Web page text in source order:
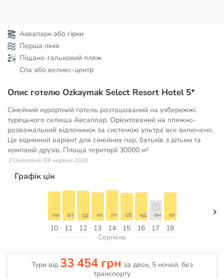
Аквапарк або гірки
Перша лінія
Піщано-гальковий пляж
Спа або велнес-центр
Опис готелю Ozkaymak Select Resort Hotel 5*
Сімейний курортний готель розташований на узбережжі
турецького селища Авсаллар. Орієнтований на пляжно-
розважальний відпочинок за системою ультра все включено.
Це відмінний варіант для сімейних пар, батьків з дітьми та
компаній друзів. Площа території 30000 м²
// Оновлено 04 червня 2026
Графік цін
10
пн
11
вт
12
ср
13
чт
14
пт
15
сб
16
нд
17
пн
18
вт
Серпень
Тури від 33 454 грн за двох, 5 ночей, без
транспорту